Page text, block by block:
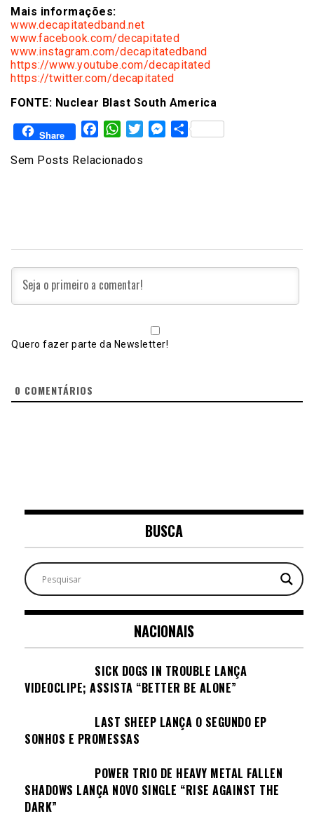
Mais informações:
www.decapitatedband.net
www.facebook.com/decapitated
www.instagram.com/decapitatedband
https://www.youtube.com/decapitated
https://twitter.com/decapitated
FONTE: Nuclear Blast South America
Share FacebookWhatsAppTwitterMessenger
Share
Sem Posts Relacionados
Quero fazer parte da Newsletter!
0 COMENTÁRIOS
BUSCA
NACIONAIS
SICK DOGS IN TROUBLE LANÇA
VIDEOCLIPE; ASSISTA “BETTER BE ALONE”
LAST SHEEP LANÇA O SEGUNDO EP
SONHOS E PROMESSAS
POWER TRIO DE HEAVY METAL FALLEN
SHADOWS LANÇA NOVO SINGLE “RISE AGAINST THE
DARK”